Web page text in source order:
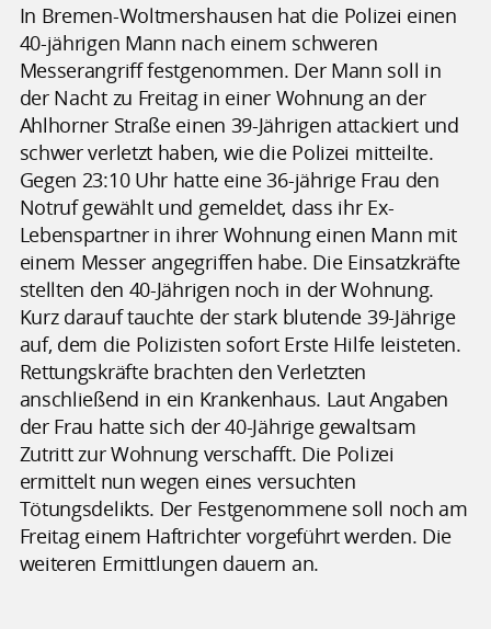
In Bremen-Woltmershausen hat die Polizei einen
40-jährigen Mann nach einem schweren
Messerangriff festgenommen. Der Mann soll in
der Nacht zu Freitag in einer Wohnung an der
Ahlhorner Straße einen 39-Jährigen attackiert und
schwer verletzt haben, wie die Polizei mitteilte.
Gegen 23:10 Uhr hatte eine 36-jährige Frau den
Notruf gewählt und gemeldet, dass ihr Ex-
Lebenspartner in ihrer Wohnung einen Mann mit
einem Messer angegriffen habe. Die Einsatzkräfte
stellten den 40-Jährigen noch in der Wohnung.
Kurz darauf tauchte der stark blutende 39-Jährige
auf, dem die Polizisten sofort Erste Hilfe leisteten.
Rettungskräfte brachten den Verletzten
anschließend in ein Krankenhaus. Laut Angaben
der Frau hatte sich der 40-Jährige gewaltsam
Zutritt zur Wohnung verschafft. Die Polizei
ermittelt nun wegen eines versuchten
Tötungsdelikts. Der Festgenommene soll noch am
Freitag einem Haftrichter vorgeführt werden. Die
weiteren Ermittlungen dauern an.